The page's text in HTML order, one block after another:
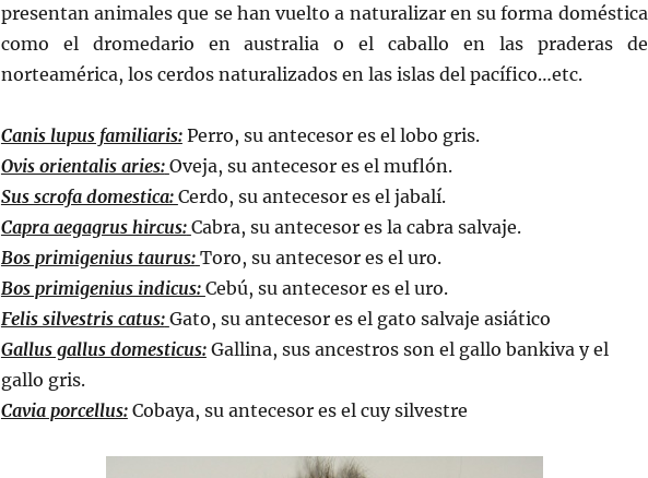
presentan animales que se han vuelto a naturalizar en su forma doméstica
como el dromedario en australia o el caballo en las praderas de
norteamérica, los cerdos naturalizados en las islas del pacífico…etc.
Canis lupus familiaris:Perro, su antecesor es el lobo gris.
Ovis orientalis aries: Oveja, su antecesor es el muflón.
Sus scrofa domestica: Cerdo, su antecesor es el jabalí.
Capra aegagrus hircus: Cabra, su antecesor es la cabra salvaje.
Bos primigenius taurus: Toro, su antecesor es el uro.
Bos primigenius indicus: Cebú, su antecesor es el uro.
Felis silvestris catus: Gato, su antecesor es el gato salvaje asiático
Gallus gallus domesticus:Gallina, sus ancestros son el gallo bankiva y el
gallo gris.
Cavia porcellus: Cobaya, su antecesor es el cuy silvestre